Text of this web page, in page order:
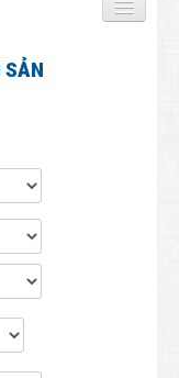
SẢN